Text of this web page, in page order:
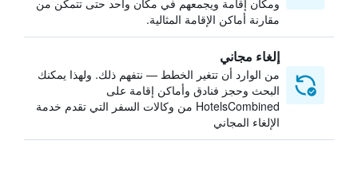
ومكان إقامة ويجمعهم في مكان واحد حتى تتمكن من
مقارنة أماكن الإقامة المثالية.
إلغاء مجاني
من الوارد أن تتغير الخطط — نتفهم ذلك. ولهذا يمكنك
البحث وحجز فنادق وأماكن إقامة على
HotelsCombined من وكالات السفر التي تقدم خدمة
الإلغاء المجاني